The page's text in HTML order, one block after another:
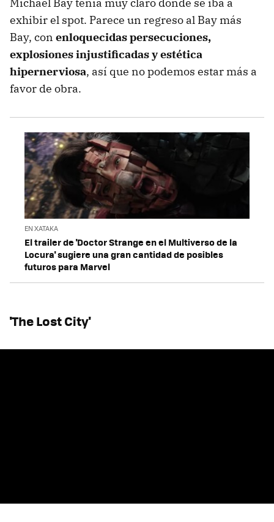
Michael Bay tenía muy claro dónde se iba a
exhibir el spot. Parece un regreso al Bay más
Bay, con enloquecidas persecuciones,
explosiones injustificadas y estética
hipernerviosa, así que no podemos estar más a
favor de obra.
EN XATAKA
El trailer de 'Doctor Strange en el Multiverso de la
Locura' sugiere una gran cantidad de posibles
futuros para Marvel
'The Lost City'